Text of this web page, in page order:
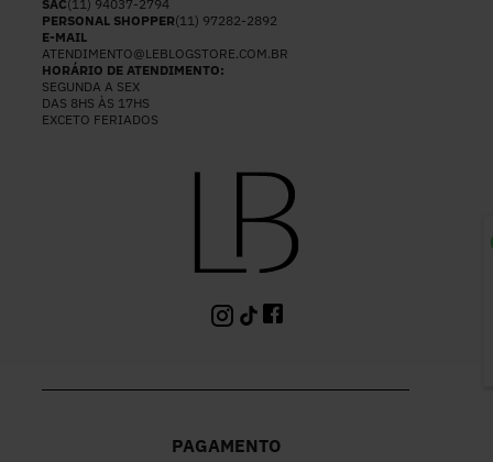
SAC(11) 94037-2794
PERSONAL SHOPPER(11) 97282-2892
E-MAIL
ATENDIMENTO@LEBLOGSTORE.COM.BR
HORÁRIO DE ATENDIMENTO:
SEGUNDA A SEX
DAS 8HS ÀS 17HS
EXCETO FERIADOS
PAGAMENTO